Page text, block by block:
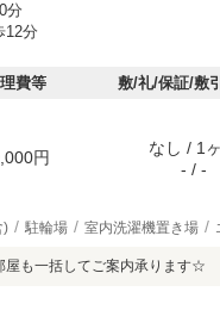
分
12分
費等 敷/礼/保証/敷
円
なし / 1
- / -
) 駐輪場 室内洗濯機置き場
も一括してご案内承ります☆